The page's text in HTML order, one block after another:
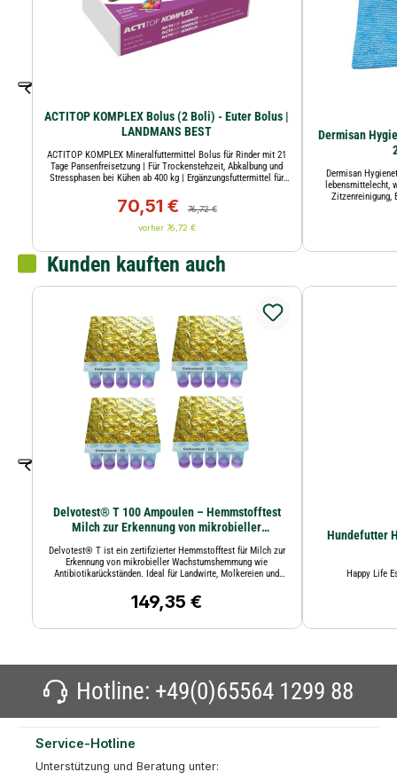
ACTITOP KOMPLEX Bolus (2 Boli) - Euter Bolus |
LANDMANS BEST
ACTITOP KOMPLEX Mineralfuttermittel Bolus für Rinder mit 21
Tage Pansenfreisetzung | Für Trockenstehzeit, Abkalbung und
Stressphasen bei Kühen ab 400 kg | Ergänzungsfuttermittel für
Verkaufspreis:
70,51 € Regulärer Preis:
76,72 €
vorher 76,72 €
Dermisan
Dermisan
lebensmittelecht,
Zitzenreinigung,
Kunden kauften auch
Delvotest® T 100 Ampoulen – Hemmstofftest
Milch zur Erkennung von mikrobieller
Delvotest® T ist ein zertifizierter Hemmstofftest für Milch zur
Erkennung von mikrobieller Wachstumshemmung wie
Antibiotikarückständen. Ideal für Landwirte, Molkereien und
Regulärer Preis:
149,35 €
Hundefutter
Happy Life
Hotline: +49(0)65564 1299 88
Service-Hotline
Unterstützung und Beratung unter: